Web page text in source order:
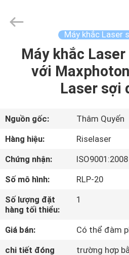
NHÀ
PHẨM
CHƯƠNG
VR
CHÚNG
2026
Riselaser
Máy khắc Laser
Máy khắc
với
Laser sợi
Nguồn gốc:
Thâm Quyến
Hàng hiệu:
Riselaser
Chứng nhận:
ISO9001:2008
Số mô hình:
RLP-20
Số lượng đặt
hàng tối thiểu:
1
Giá bán:
Có thể đàm
chi tiết đóng
trường hợp